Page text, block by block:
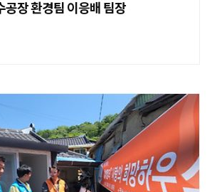
공장 환경팀 이응배 팀장